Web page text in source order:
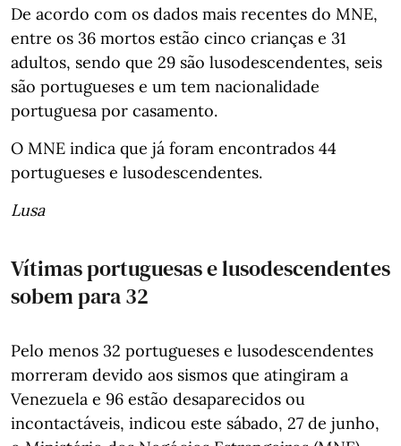
De acordo com os dados mais recentes do MNE,
entre os 36 mortos estão cinco crianças e 31
adultos, sendo que 29 são lusodescendentes, seis
são portugueses e um tem nacionalidade
portuguesa por casamento.
O MNE indica que já foram encontrados 44
portugueses e lusodescendentes.
Lusa
Vítimas portuguesas e lusodescendentes
sobem para 32
Pelo menos 32 portugueses e lusodescendentes
morreram devido aos sismos que atingiram a
Venezuela e 96 estão desaparecidos ou
incontactáveis, indicou este sábado, 27 de junho,